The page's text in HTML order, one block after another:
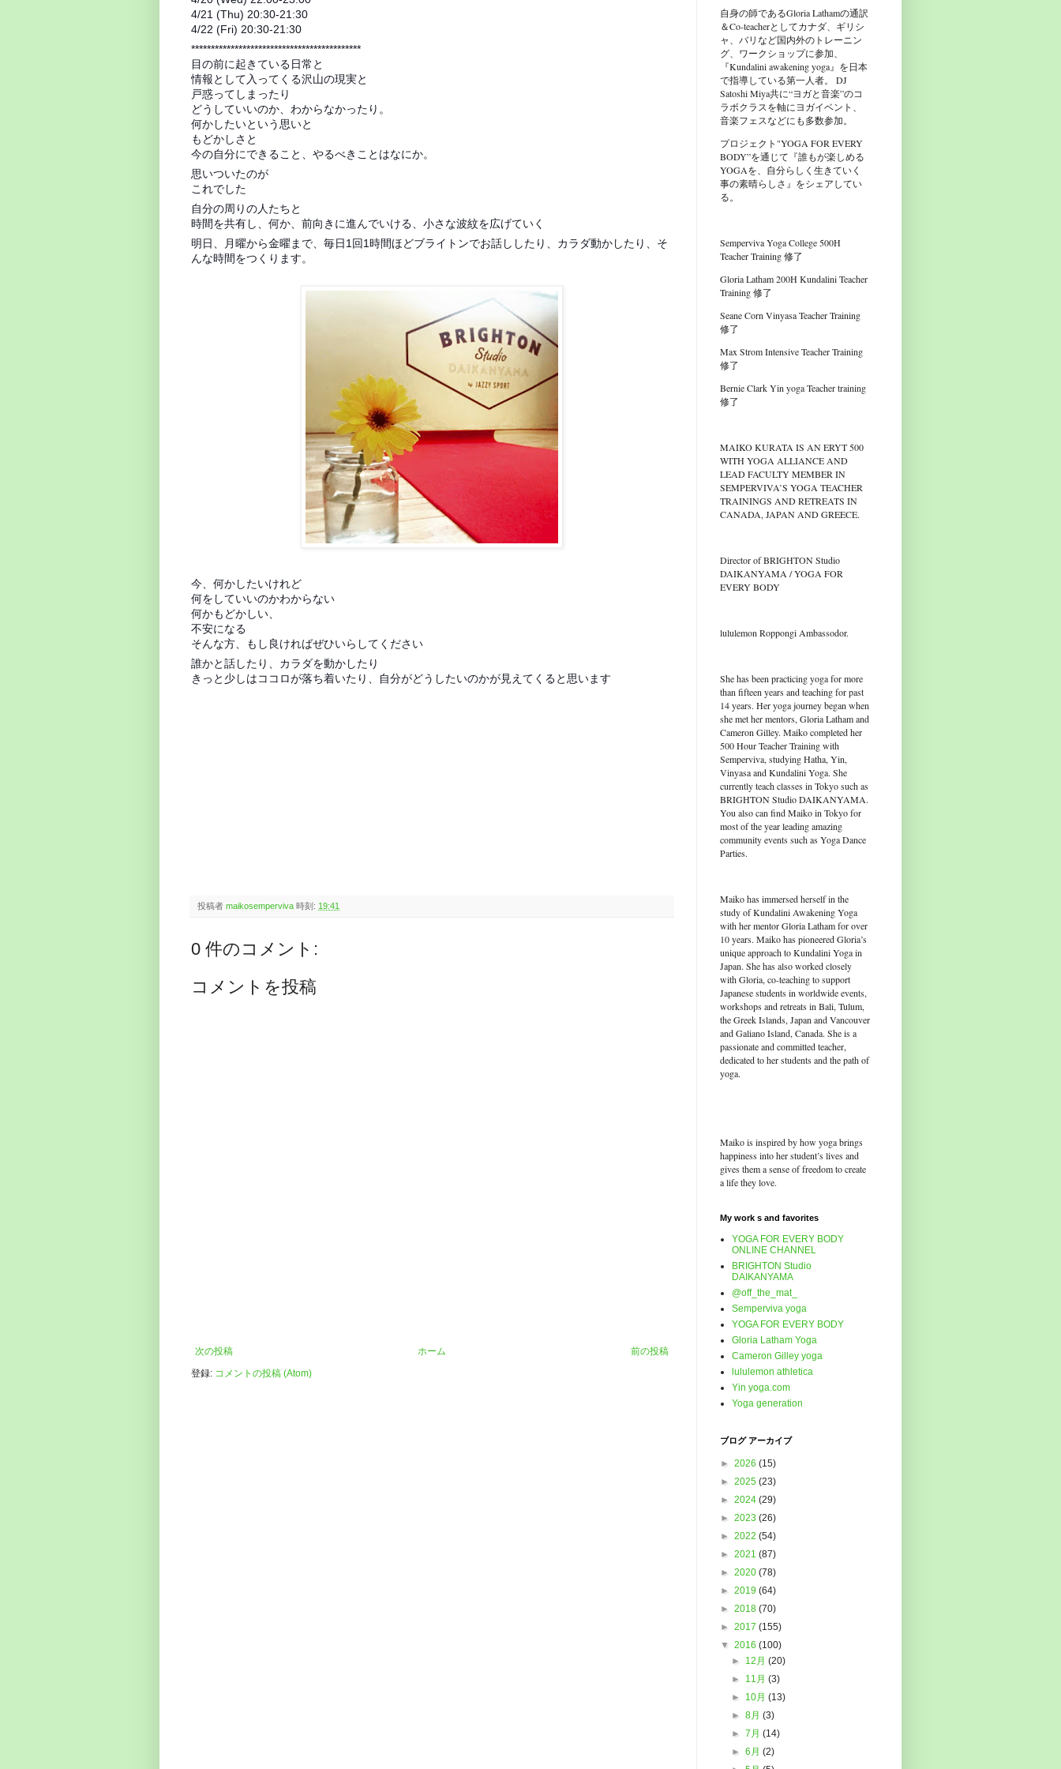
4/21 (Thu) 20:30-21:30
4/22 (Fri) 20:30-21:30
*******************************************
目の前に起きている日常と
情報として入ってくる沢山の現実と
戸惑ってしまったり
どうしていいのか、わからなかったり。
何かしたいという思いと
もどかしさと
今の自分にできること、やるべきことはなにか。
思いついたのが
これでした
自分の周りの人たちと
時間を共有し、何か、前向きに進んでいける、小さな波紋を広げていく
明日、月曜から金曜まで、毎日1回1時間ほどブライトンでお話ししたり、カラダ動かしたり、そ
んな時間をつくります。
今、何かしたいけれど
何をしていいのかわからない
何かもどかしい、
不安になる
そんな方、もし良ければぜひいらしてください
誰かと話したり、カラダを動かしたり
きっと少しはココロが落ち着いたり、自分がどうしたいのかが見えてくると思います
投稿者 maikosemperviva 時刻: 19:41
0 件のコメント:
コメントを投稿
次の投稿 前の投稿
ホーム
登録: コメントの投稿 (Atom)
自身の師であるGloria Lathamの通訳
＆Co-teacherとしてカナダ、ギリシ
ャ、バリなど国内外のトレーニン
グ、ワークショップに参加、
『Kundalini awakening yoga』を日本
で指導している第一人者。 DJ
Satoshi Miya共に“ヨガと音楽”のコ
ラボクラスを軸にヨガイベント、
音楽フェスなどにも多数参加。
プロジェクト"YOGA FOR EVERY
BODY”を通じて『誰もが楽しめる
YOGAを、自分らしく生きていく
事の素晴らしさ』をシェアしてい
る。
Semperviva Yoga College 500H
Teacher Training 修了
Gloria Latham 200H Kundalini Teacher
Training 修了
Seane Corn Vinyasa Teacher Training
修了
Max Strom Intensive Teacher Training
修了
Bernie Clark Yin yoga Teacher training
修了
MAIKO KURATA IS AN ERYT 500
WITH YOGA ALLIANCE AND
LEAD FACULTY MEMBER IN
SEMPERVIVA’S YOGA TEACHER
TRAININGS AND RETREATS IN
CANADA, JAPAN AND GREECE.
Director of BRIGHTON Studio
DAIKANYAMA / YOGA FOR
EVERY BODY
lululemon Roppongi Ambassodor.
She has been practicing yoga for more
than fifteen years and teaching for past
14 years. Her yoga journey began when
she met her mentors, Gloria Latham and
Cameron Gilley. Maiko completed her
500 Hour Teacher Training with
Semperviva, studying Hatha, Yin,
Vinyasa and Kundalini Yoga. She
currently teach classes in Tokyo such as
BRIGHTON Studio DAIKANYAMA.
You also can find Maiko in Tokyo for
most of the year leading amazing
community events such as Yoga Dance
Parties.
Maiko has immersed herself in the
study of Kundalini Awakening Yoga
with her mentor Gloria Latham for over
10 years. Maiko has pioneered Gloria’s
unique approach to Kundalini Yoga in
Japan. She has also worked closely
with Gloria, co-teaching to support
Japanese students in worldwide events,
workshops and retreats in Bali, Tulum,
the Greek Islands, Japan and Vancouver
and Galiano Island, Canada. She is a
passionate and committed teacher,
dedicated to her students and the path of
yoga.
Maiko is inspired by how yoga brings
happiness into her student’s lives and
gives them a sense of freedom to create
a life they love.
My work s and favorites
YOGA FOR EVERY BODY
ONLINE CHANNEL
BRIGHTON Studio
DAIKANYAMA
@off_the_mat_
Semperviva yoga
YOGA FOR EVERY BODY
Gloria Latham Yoga
Cameron Gilley yoga
lululemon athletica
Yin yoga.com
Yoga generation
ブログ アーカイブ
► 2026 (15)
► 2025 (23)
► 2024 (29)
► 2023 (26)
► 2022 (54)
► 2021 (87)
► 2020 (78)
► 2019 (64)
► 2018 (70)
► 2017 (155)
▼ 2016 (100)
► 12月(20)
► 11月(3)
► 10月(13)
►8月(3)
►7月(14)
►6月(2)